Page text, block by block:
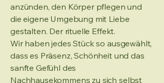
anzünden, den Körper pflegen und
die eigene Umgebung mit Liebe
gestalten. Der rituelle Effekt.
Wir haben jedes Stück so ausgewählt,
dass es Präsenz, Schönheit und das
sanfte Gefühl des
Nachhausekommens zu sich selbst